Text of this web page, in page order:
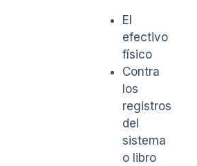
El
efectivo
físico
Contra
los
registros
del
sistema
o libro